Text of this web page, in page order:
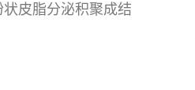
皮脂分泌积聚成结